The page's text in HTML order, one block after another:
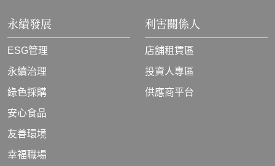
永續發展
ESG管理
永續治理
綠色採購
安心食品
友善環境
幸福職場
利害關係人
店舖租賃區
投資人專區
供應商平台